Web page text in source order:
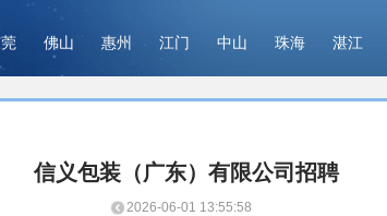
佛山 惠州 江门 中山 珠海 湛江
信义包装（广东）有限公司招聘
2026-06-01 13:55:58